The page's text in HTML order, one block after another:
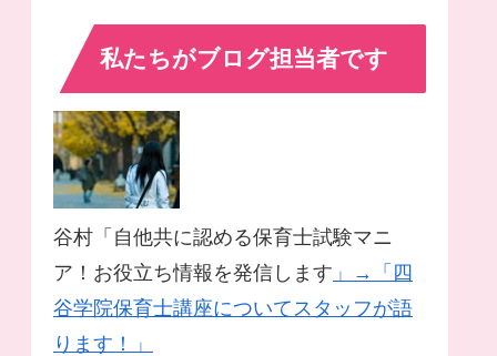
私たちがブログ担当者です
谷村「自他共に認める保育士試験マニ
ア！お役立ち情報を発信します 」→「四
谷学院保育士講座についてスタッフが語
ります！」